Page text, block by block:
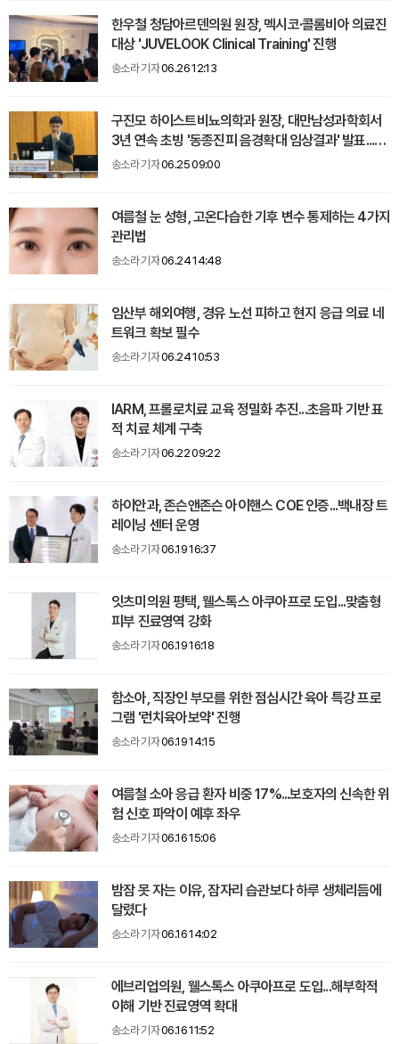
한우철 청담아르덴의원 원장, 멕시코·콜롬비아 의료진
대상 'JUVELOOK Clinical Training' 진행
송소라 기자06.26 12:13
구진모 하이스트비뇨의학과 원장, 대만남성과학회서
3년 연속 초빙 '동종진피 음경확대 임상결과' 발표...감
사패 수상
송소라 기자06.25 09:00
여름철 눈 성형, 고온다습한 기후 변수 통제하는 4가지
관리법
송소라 기자06.24 14:48
임산부 해외여행, 경유 노선 피하고 현지 응급 의료 네
트워크 확보 필수
송소라 기자06.24 10:53
IARM, 프롤로치료 교육 정밀화 추진...초음파 기반 표
적 치료 체계 구축
송소라 기자06.22 09:22
하이안과, 존슨앤존슨 아이핸스 COE 인증...백내장 트
레이닝 센터 운영
송소라 기자06.19 16:37
잇츠미의원 평택, 웰스톡스 아쿠아프로 도입...맞춤형
피부 진료영역 강화
송소라 기자06.19 16:18
함소아, 직장인 부모를 위한 점심시간 육아 특강 프로
그램 '런치육아보약' 진행
송소라 기자06.19 14:15
여름철 소아 응급 환자 비중 17%...보호자의 신속한 위
험 신호 파악이 예후 좌우
송소라 기자06.16 15:06
밤잠 못 자는 이유, 잠자리 습관보다 하루 생체리듬에
달렸다
송소라 기자06.16 14:02
에브리업의원, 웰스톡스 아쿠아프로 도입...해부학적
이해 기반 진료영역 확대
송소라 기자06.16 11:52